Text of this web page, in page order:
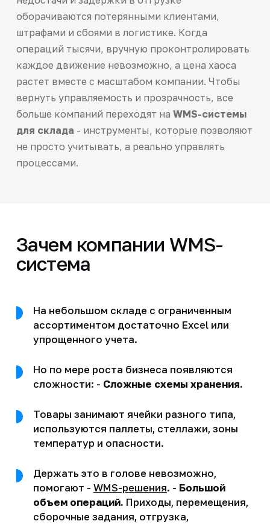
оборачиваются потерянными клиентами,
штрафами и сбоями в логистике. Когда
операций тысячи, вручную проконтролировать
каждое движение невозможно, а цена хаоса
растет вместе с масштабом компании. Чтобы
вернуть управляемость и прозрачность, все
больше компаний переходят на WMS-системы
для склада - инструменты, которые позволяют
не просто учитывать, а реально управлять
процессами.
Зачем компании WMS-
система
На небольшом складе с ограниченным
ассортиментом достаточно Excel или
упрощенного учета.
Но по мере роста бизнеса появляются
сложности: - Сложные схемы хранения.
Товары занимают ячейки разного типа,
используются паллеты, стеллажи, зоны
температур и опасности.
Держать это в голове невозможно,
помогают - WMS-решения. - Большой
объем операций. Приходы, перемещения,
сборочные задания, отгрузка,